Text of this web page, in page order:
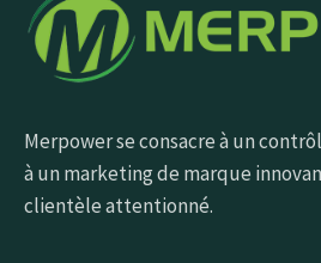
Merpower se consacre à un
à un marketing de marque
clientèle attentionné.